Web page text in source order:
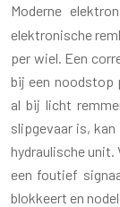
Moderne
elektronische
per wiel. Een
bij een noodstop
al bij licht
slipgevaar is,
hydraulische unit.
een foutief
blokkeert en